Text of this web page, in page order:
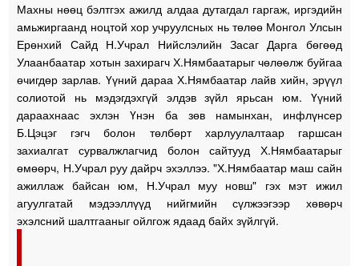
Махны нөөц бэлтгэх ажилд алдаа дутагдал гаргаж, иргэдийн
амьжиргаанд ноцтой хор учруулсных нь төлөө Монгол Улсын
Ерөнхий Сайд Н.Учрал Нийслэлийн Засаг Дарга бөгөөд
Улаанбаатар хотын захирагч Х.Нямбаатарыг чөлөөлж буйгаа
өчигдөр зарлав. Үүний дараа Х.Нямбаатар лайв хийн, эрүүл
солиотой нь мэдэгдэхгүй элдэв зүйл ярьсан юм. Үүний
дараахнаас эхлэн Үнэн ба зөв намынхан, инфлүнсер
Б.Цэцэг гэгч болон төлбөрт харлуулалтаар гаршсан
захиалгат сурвалжлагчид болон сайтууд Х.Нямбаатарыг
өмөөрч, Н.Учрал руу дайрч эхэллээ. "Х.Нямбаатар маш сайн
ажиллаж байсан юм, Н.Учрал муу новш" гэх мэт ижил
агуулгатай мэдээллүүд нийгмийн сүлжээгээр хөвөрч
эхэлсний шалтгааныг ойлгож ядаад байх зүйлгүй.